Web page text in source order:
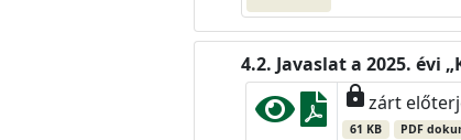
Javaslat a 2025. évi
lockzárt
61 KB PDF